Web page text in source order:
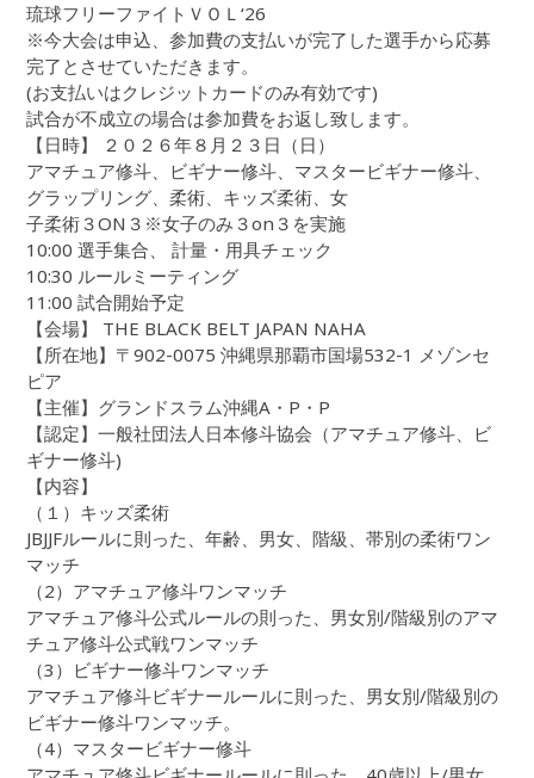
琉球フリーファイトＶＯＬ‘26
※今大会は申込、参加費の支払いが完了した選手から応募
完了とさせていただきます。
(お支払いはクレジットカードのみ有効です)
試合が不成立の場合は参加費をお返し致します。
【日時】 ２０２６年８月２３日（日）
アマチュア修斗、ビギナー修斗、マスタービギナー修斗、
グラップリング、柔術、キッズ柔術、女
子柔術３ON３※女子のみ３on３を実施
10:00 選手集合、 計量・用具チェック
10:30 ルールミーティング
11:00 試合開始予定
【会場】 THE BLACK BELT JAPAN NAHA
【所在地】〒902-0075 沖縄県那覇市国場532-1 メゾンセ
ピア
【主催】グランドスラム沖縄A・P・P
【認定】一般社団法人日本修斗協会（アマチュア修斗、ビ
ギナー修斗)
【内容】
（１）キッズ柔術
JBJJFルールに則った、年齢、男女、階級、帯別の柔術ワン
マッチ
（2）アマチュア修斗ワンマッチ
アマチュア修斗公式ルールの則った、男女別/階級別のアマ
チュア修斗公式戦ワンマッチ
（3）ビギナー修斗ワンマッチ
アマチュア修斗ビギナールールに則った、男女別/階級別の
ビギナー修斗ワンマッチ。
（4）マスタービギナー修斗